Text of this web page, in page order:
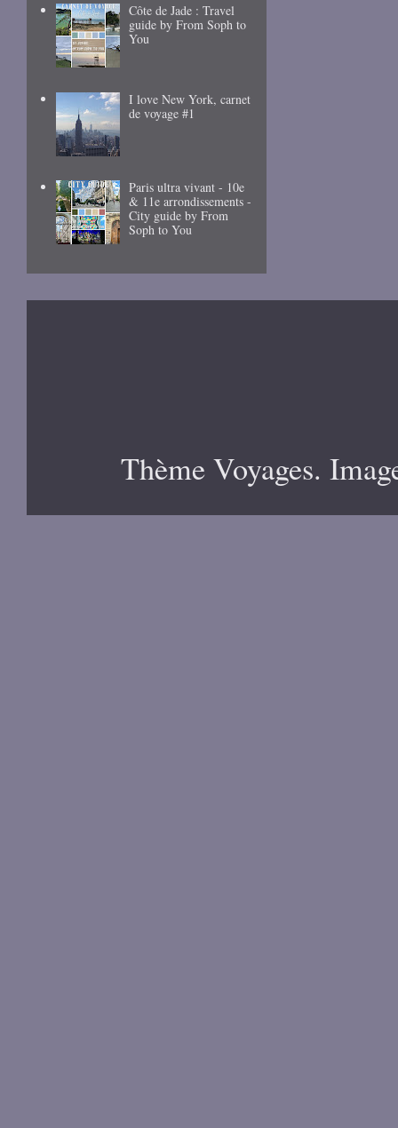
Côte de Jade : Travel
guide by From Soph to
You
I love New York, carnet
de voyage #1
Paris ultra vivant - 10e
& 11e arrondissements -
City guide by From
Soph to You
Thème Voyages.